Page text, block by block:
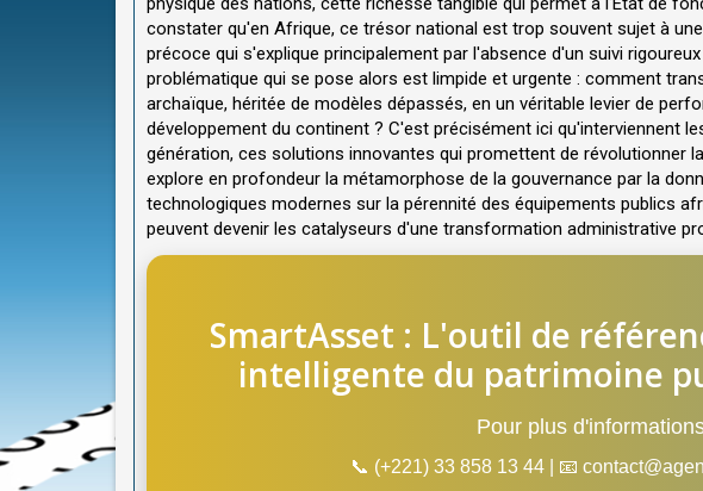
constater qu'en Afrique, ce trésor national est trop souvent sujet à
précoce qui s'explique principalement par l'absence d'un suivi
problématique qui se pose alors est limpide et urgente : comment
archaïque, héritée de modèles dépassés, en un véritable levier de
développement du continent ? C'est précisément ici qu'interviennent
génération, ces solutions innovantes qui promettent de révolutionner
explore en profondeur la métamorphose de la gouvernance par la
technologiques modernes sur la pérennité des équipements publics
peuvent devenir les catalyseurs d'une transformation administrative
SmartAsset : L'outil de
intelligente du patrimoine
Pour plus
📞 (+221) 33 858 13 44 | 📧